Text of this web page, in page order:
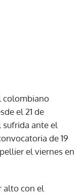
colombiano
el 21 de
ante el
de 19
el viernes en
alto con el